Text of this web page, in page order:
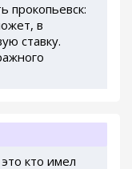
прокопьевск:
в
ставку.
кто имел